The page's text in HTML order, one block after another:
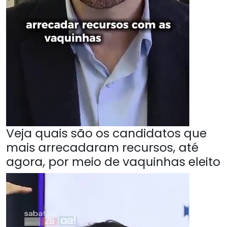
Veja quais são os candidatos que
mais arrecadaram recursos, até
agora, por meio de vaquinhas eleito